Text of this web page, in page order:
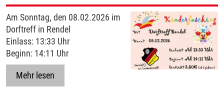
Am Sonntag, den 08.02.2026 im
Dorftreff in Rendel
Einlass: 13:33 Uhr
Beginn: 14:11 Uhr
Mehr lesen